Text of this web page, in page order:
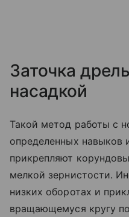
Заточка
насадкой
Такой метод работы с
определенных навыков
прикрепляют
мелкой зернистости.
низких оборотах и
вращающемуся кругу